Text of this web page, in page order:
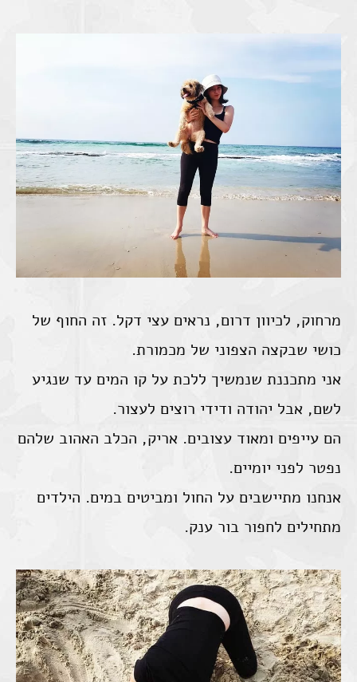
מרחוק, לכיוון דרום, נראים עצי דקל. זה החוף של
כושי שבקצה הצפוני של מכמורת.
אני מתכננת שנמשיך ללכת על קו המים עד שנגיע
לשם, אבל יהודה ודידי רוצים לעצור.
הם עייפים ומאוד עצובים. אריק, הכלב האהוב שלהם
נפטר לפני יומיים.
אנחנו מתיישבים על החול ומביטים במים. הילדים
מתחילים לחפור בור ענק.